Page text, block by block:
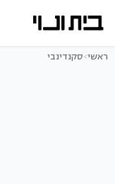
ראשי>סקנדינבי